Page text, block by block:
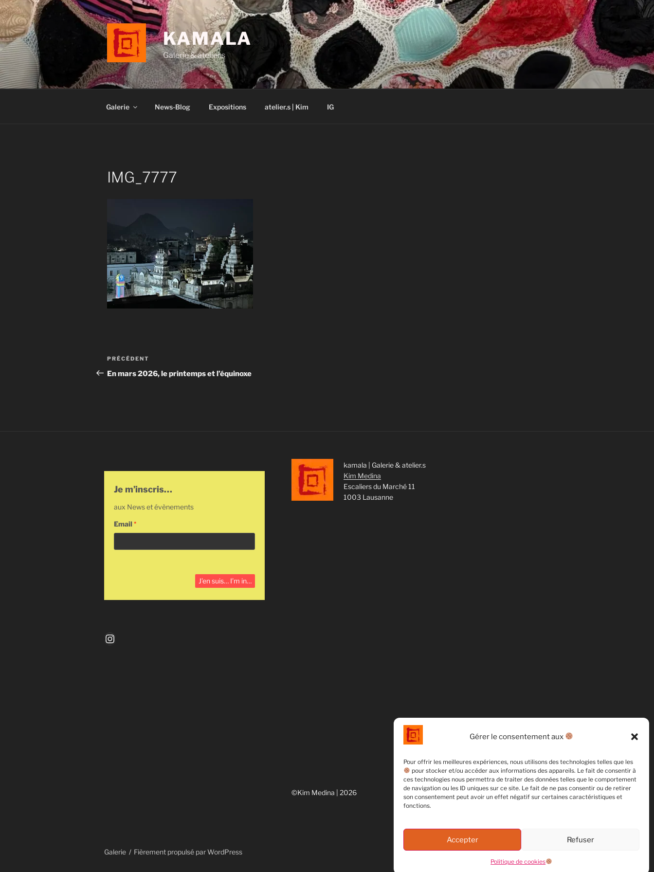
Gérer le consentement aux
Pour offrir les meilleures expériences, nous utilisons des technologies telles que les
pour stocker et/ou accéder aux informations des appareils. Le fait de consentir à
ces technologies nous permettra de traiter des données telles que le comportement
de navigation ou les ID uniques sur ce site. Le fait de ne pas consentir ou de retirer
son consentement peut avoir un effet négatif sur certaines caractéristiques et
fonctions.
Accepter Refuser
Politique de cookies
Aller
au
contenu
principal
KAMALA
Galerie & atelier.s
Galerie News-Blog Expositions atelier.s | Kim IG
IMG_7777
Navigation
de
Article
précédent
PRÉCÉDENT
En mars 2026, le printemps et l’équinoxe
Je m’inscris…
aux News et évènements
Email*
Instagram
kamala | Galerie & atelier.s
Kim Medina
Escaliers du Marché 11
1003 Lausanne
©Kim Medina | 2026
Galerie Fièrement propulsé par WordPress